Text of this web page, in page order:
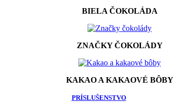
BIELA ČOKOLÁDA
ZNAČKY ČOKOLÁDY
KAKAO A KAKAOVÉ BÔBY
PRÍSLUŠENSTVO